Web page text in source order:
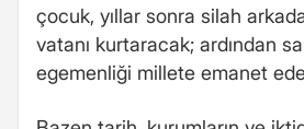
çocuk, yıllar sonra silah
vatanı kurtaracak; ardından
egemenliği millete emanet